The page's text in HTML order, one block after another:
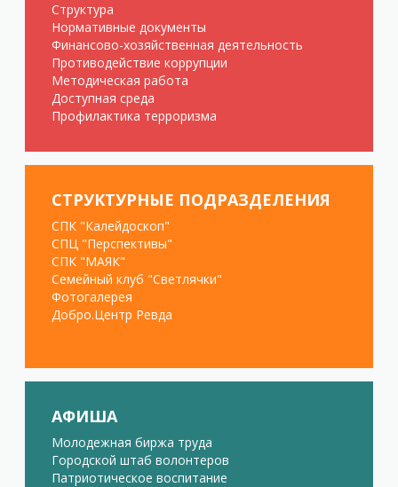
Структура
Нормативные документы
Финансово-хозяйственная деятельность
Противодействие коррупции
Методическая работа
Доступная среда
Профилактика терроризма
СТРУКТУРНЫЕ ПОДРАЗДЕЛЕНИЯ
СПК "Калейдоскоп"
СПЦ "Перспективы"
СПК "МАЯК"
Семейный клуб "Светлячки"
Фотогалерея
Добро.Центр Ревда
АФИША
Молодежная биржа труда
Городской штаб волонтеров
Патриотическое воспитание